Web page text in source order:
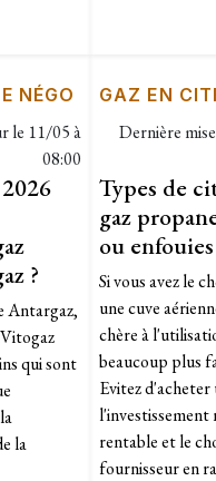
NÉGO
le 11/05 à
08:00
?
Antargaz,
qui sont
la
GAZ EN
Dernière
Types de
gaz
ou enfouies
Si vous avez le
une cuve
chère à
beaucoup plus
Evitez d'acheter
l'investissement
rentable et le
fournisseur en